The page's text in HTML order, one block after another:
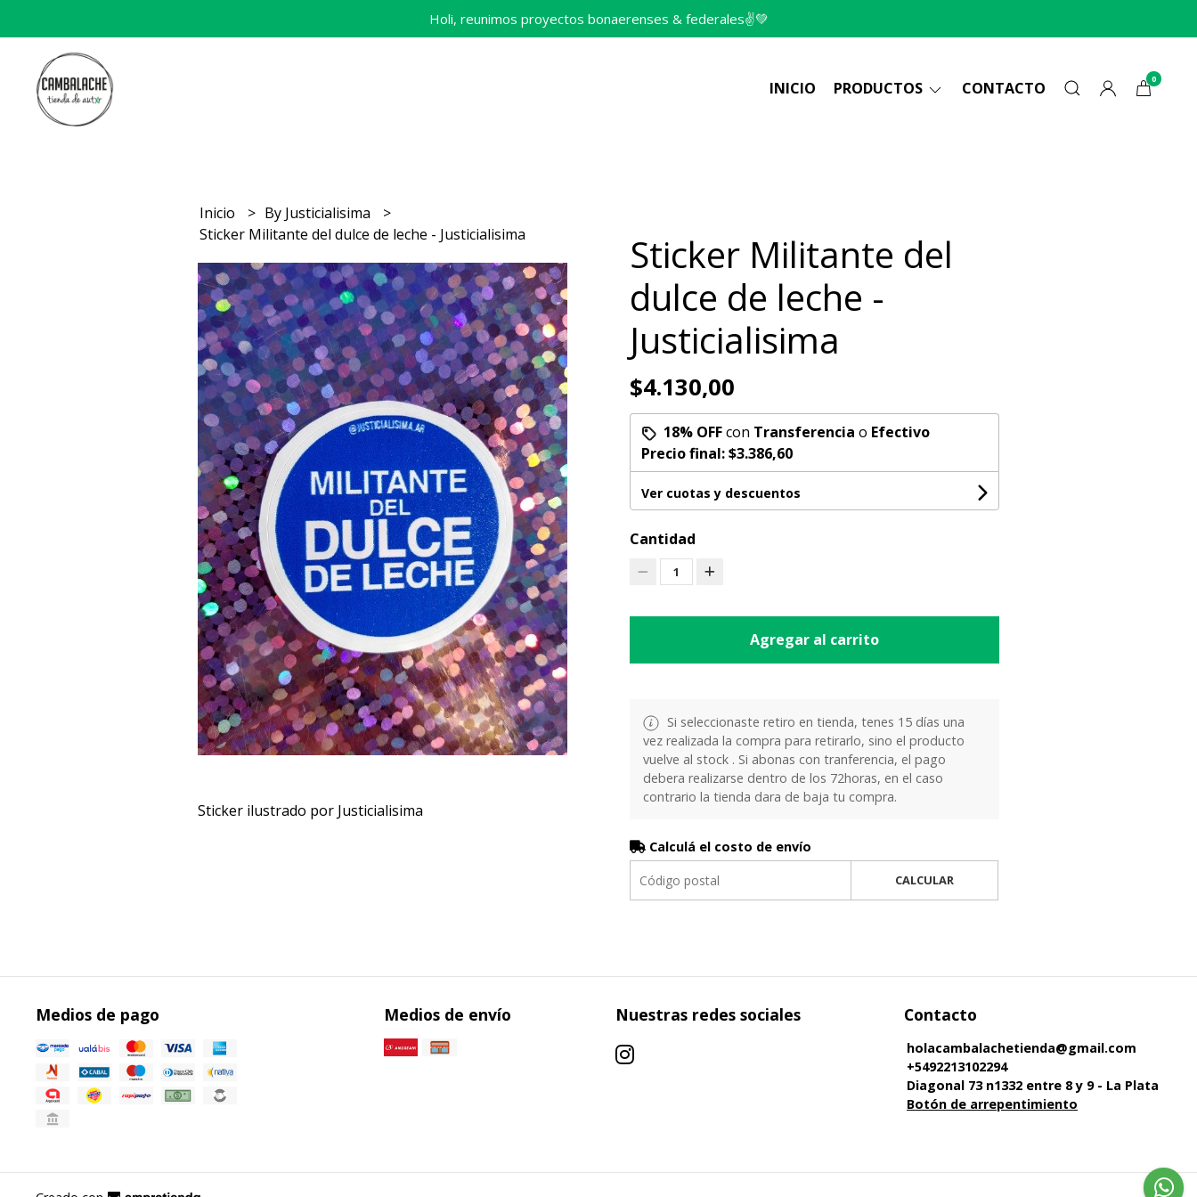
Holi, reunimos proyectos bonaerenses & federales✌️💚
INICIO PRODUCTOS CONTACTO 0
Inicio
By Justicialisima
Sticker Militante del dulce de leche - Justicialisima
Sticker ilustrado por Justicialisima
Sticker Militante del
dulce de leche -
Justicialisima
$4.130,00
18% OFFcon Transferencia o Efectivo
Precio final:$3.386,60
Ver cuotas y descuentos
Cantidad
1
Agregar al carrito
Si seleccionaste retiro en tienda, tenes 15 días una
vez realizada la compra para retirarlo, sino el producto
vuelve al stock . Si abonas con tranferencia, el pago
debera realizarse dentro de los 72horas, en el caso
contrario la tienda dara de baja tu compra.
Calculá el costo de envío
CALCULAR
Medios de pago Medios de envío Nuestras redes sociales Contacto
holacambalachetienda@gmail.com
+5492213102294
Diagonal 73 n1332 entre 8 y 9 - La Plata
Botón de arrepentimiento